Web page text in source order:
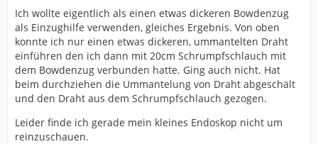
Ich wollte eigentlich als einen etwas dickeren Bowdenzug
als Einzughilfe verwenden, gleiches Ergebnis. Von oben
konnte ich nur einen etwas dickeren, ummantelten Draht
einführen den ich dann mit 20cm Schrumpfschlauch mit
dem Bowdenzug verbunden hatte. Ging auch nicht. Hat
beim durchziehen die Ummantelung von Draht abgeschält
und den Draht aus dem Schrumpfschlauch gezogen.
Leider finde ich gerade mein kleines Endoskop nicht um
reinzuschauen.